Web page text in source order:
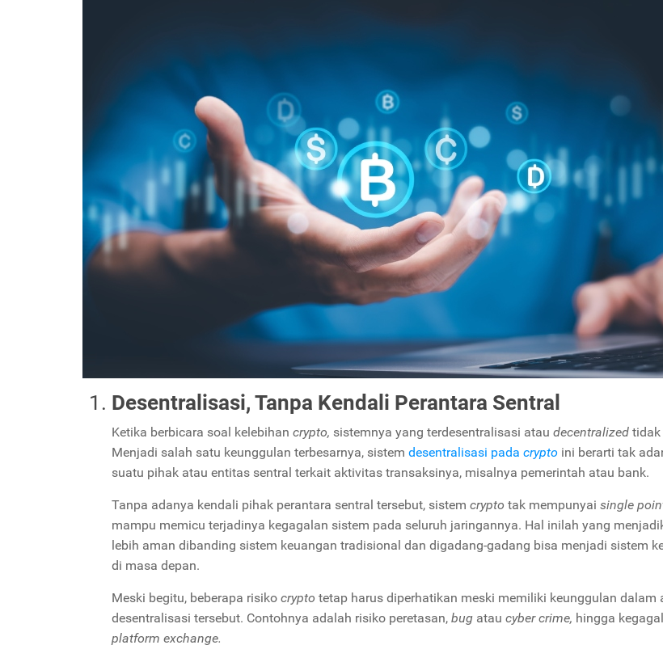
Desentralisasi, Tanpa Kendali Perantara Sentral
Ketika berbicara soal kelebihan crypto, sistemnya yang terdesentralisasi atau decentralized tidak
Menjadi salah satu keunggulan terbesarnya, sistem desentralisasi pada crypto ini berarti tak
suatu pihak atau entitas sentral terkait aktivitas transaksinya, misalnya pemerintah atau bank.
Tanpa adanya kendali pihak perantara sentral tersebut, sistem crypto tak mempunyai single
mampu memicu terjadinya kegagalan sistem pada seluruh jaringannya. Hal inilah yang
lebih aman dibanding sistem keuangan tradisional dan digadang-gadang bisa menjadi sistem
di masa depan.
Meski begitu, beberapa risiko crypto tetap harus diperhatikan meski memiliki keunggulan dalam
desentralisasi tersebut. Contohnya adalah risiko peretasan, bug atau cyber crime, hingga
platform exchange.